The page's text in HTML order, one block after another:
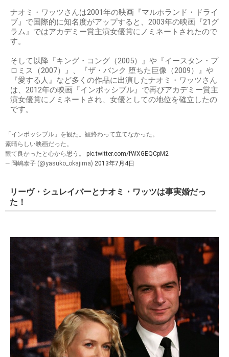
ナオミ・ワッツさんは2001年の映画『マルホランド・ドライ
ブ』で国際的に知名度がアップすると、2003年の映画『21グ
ラム』ではアカデミー賞主演女優賞にノミネートされたので
す。
そして以降『キング・コング（2005）』や『イースタン・プ
ロミス（2007）』、『ザ・バンク 堕ちた巨像（2009）』や
『愛する人』など多くの作品に出演したナオミ・ワッツさん
は、2012年の映画『インポッシブル』で再びアカデミー賞主
演女優賞にノミネートされ、女優としての地位を確立したの
です。
「インポッシブル」を観た。観終わって立てなかった。
素晴らしい映画だった。
観て良かったと心から思う。 pic.twitter.com/fWXGEQCpM2
— 岡嶋泰子 (@yasuko_okajima) 2013年7月4日
リーヴ・シュレイバーとナオミ・ワッツは事実婚だっ
た！